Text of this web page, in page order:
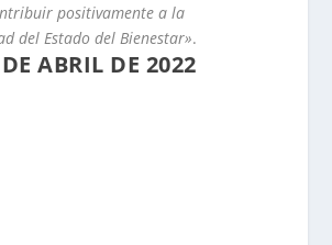
positivamente a la
del Estado del Bienestar».
ABRIL DE 2022